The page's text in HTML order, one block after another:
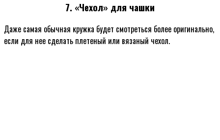
7. «Чехол» для чашки
Даже самая обычная кружка будет смотреться более оригинально,
если для нее сделать плетеный или вязаный чехол.